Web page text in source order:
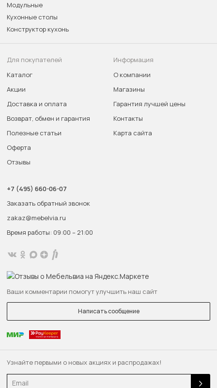
Узнайте первыми о новых акциях и распродажах!
Email
Модульные
Кухонные столы
Конструктор кухонь
Для покупателей
Каталог
Акции
Доставка и оплата
Возврат, обмен и гарантия
Полезные статьи
Оферта
Отзывы
Информация
О компании
Магазины
Гарантия лучшей цены
Контакты
Карта сайта
+7 (495) 660-06-07
Заказать обратный звонок
zakaz@mebelvia.ru
Время работы: 09:00 – 21:00
Ваши комментарии помогут улучшить наш сайт
Написать сообщение